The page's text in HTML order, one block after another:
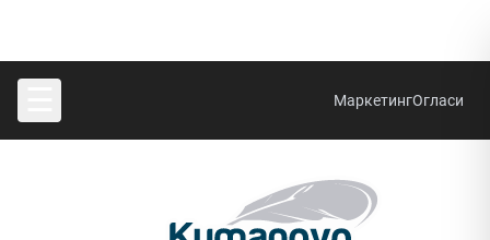
МаркетингОгласи